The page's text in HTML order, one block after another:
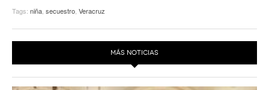
Tags: niña secuestro Veracruz
MÁS NOTICIAS